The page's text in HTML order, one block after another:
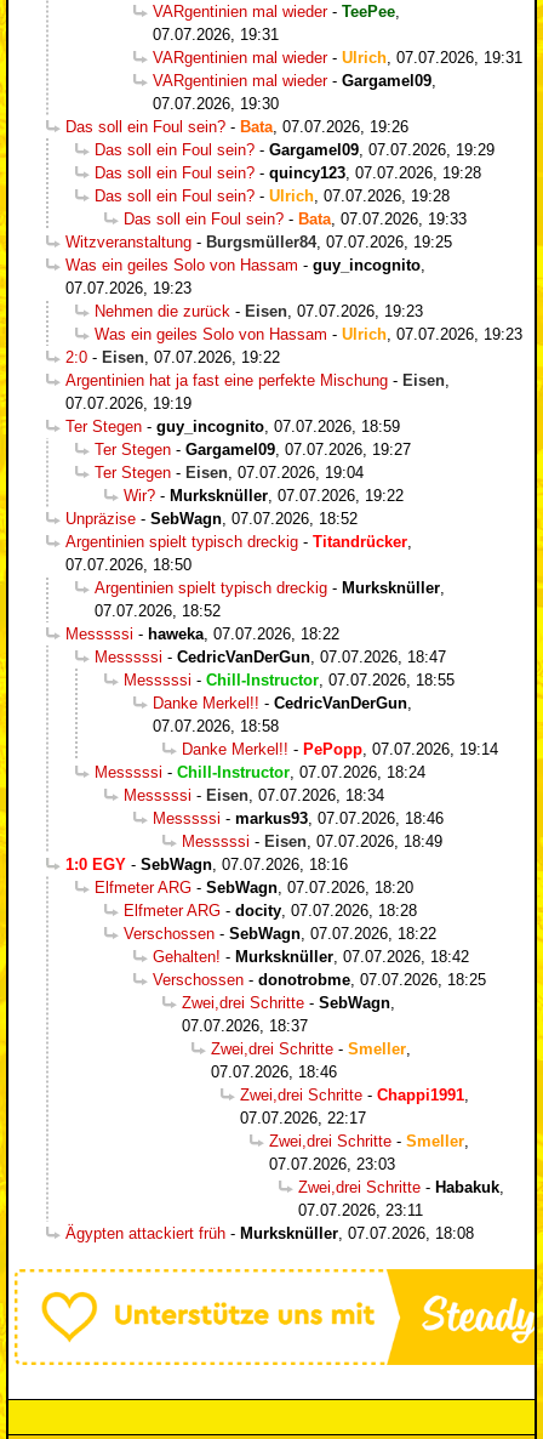
VARgentinien mal wieder- TeePee
07.07.2026, 19:31
VARgentinien mal wieder- Ulrich 07.07.2026, 19:31
VARgentinien mal wieder- Gargamel09
07.07.2026, 19:30
Das soll ein Foul sein? - Bata 07.07.2026, 19:26
Das soll ein Foul sein? - Gargamel09 07.07.2026, 19:29
Das soll ein Foul sein? - quincy123 07.07.2026, 19:28
Das soll ein Foul sein? - Ulrich 07.07.2026, 19:28
Das soll ein Foul sein? - Bata 07.07.2026, 19:33
Witzveranstaltung - Burgsmüller84, 07.07.2026, 19:25
Was ein geiles Solo von Hassam - guy_incognito
07.07.2026, 19:23
Nehmen die zurück - Eisen 07.07.2026, 19:23
Was ein geiles Solo von Hassam - Ulrich 07.07.2026, 19:23
2:0 - Eisen 07.07.2026, 19:22
Argentinien hat ja fast eine perfekte Mischung - Eisen
07.07.2026, 19:19
Ter Stegen - guy_incognito 07.07.2026, 18:59
Ter Stegen - Gargamel09 07.07.2026, 19:27
Ter Stegen - Eisen 07.07.2026, 19:04
Wir? - Murksknüller 07.07.2026, 19:22
Unpräzise - SebWagn 07.07.2026, 18:52
Argentinien spielt typisch dreckig - Titandrücker
07.07.2026, 18:50
Argentinien spielt typisch dreckig - Murksknüller
07.07.2026, 18:52
Messsssi - haweka 07.07.2026, 18:22
Messsssi - CedricVanDerGun 07.07.2026, 18:47
Messsssi - Chill-Instructor 07.07.2026, 18:55
Danke Merkel!! - CedricVanDerGun
07.07.2026, 18:58
Danke Merkel!! - PePopp 07.07.2026, 19:14
Messsssi - Chill-Instructor 07.07.2026, 18:24
Messsssi - Eisen 07.07.2026, 18:34
Messsssi - markus93 07.07.2026, 18:46
Messsssi - Eisen 07.07.2026, 18:49
1:0 EGY - SebWagn 07.07.2026, 18:16
Elfmeter ARG - SebWagn 07.07.2026, 18:20
Elfmeter ARG - docity 07.07.2026, 18:28
Verschossen - SebWagn 07.07.2026, 18:22
Gehalten! - Murksknüller 07.07.2026, 18:42
Verschossen - donotrobme 07.07.2026, 18:25
Zwei,drei Schritte - SebWagn
07.07.2026, 18:37
Zwei,drei Schritte - Smeller
07.07.2026, 18:46
Zwei,drei Schritte - Chappi1991
07.07.2026, 22:17
Zwei,drei Schritte - Smeller
07.07.2026, 23:03
Zwei,drei Schritte - Habakuk
07.07.2026, 23:11
Ägypten attackiert früh - Murksknüller 07.07.2026, 18:08